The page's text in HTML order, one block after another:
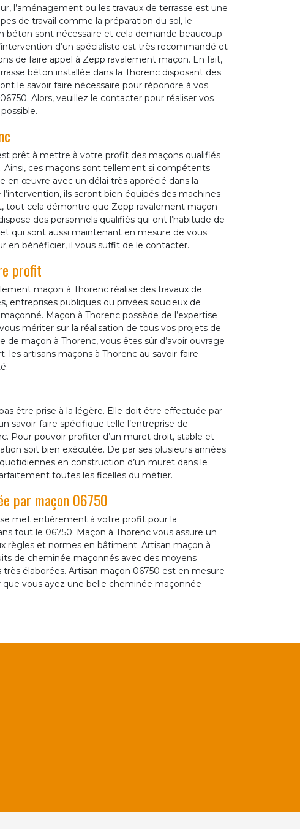
l’aménagement ou les travaux de terrasse est une
de travail comme la préparation du sol, le
béton sont nécessaire et cela demande beaucoup
d’un spécialiste est très recommandé et
de faire appel à Zepp ravalement maçon. En fait,
béton installée dans la Thorenc disposant des
le savoir faire nécessaire pour répondre à vos
Alors, veuillez le contacter pour réaliser vos
prêt à mettre à votre profit des maçons qualifiés
ces maçons sont tellement si compétents
en œuvre avec un délai très apprécié dans la
ils seront bien équipés des machines
tout cela démontre que Zepp ravalement maçon
des personnels qualifiés qui ont l’habitude de
qui sont aussi maintenant en mesure de vous
en bénéficier, il vous suffit de le contacter.
profit
maçon à Thorenc réalise des travaux de
entreprises publiques ou privées soucieux de
Maçon à Thorenc possède de l’expertise
mériter sur la réalisation de tous vos projets de
de maçon à Thorenc, vous êtes sûr d’avoir ouvrage
artisans maçons à Thorenc au savoir-faire
être prise à la légère. Elle doit être effectuée par
savoir-faire spécifique telle l’entreprise de
Pour pouvoir profiter d’un muret droit, stable et
soit bien exécutée. De par ses plusieurs années
en construction d’un muret dans le
toutes les ficelles du métier.
par maçon 06750
met entièrement à votre profit pour la
tout le 06750. Maçon à Thorenc vous assure un
règles et normes en bâtiment. Artisan maçon à
de cheminée maçonnés avec des moyens
élaborées. Artisan maçon 06750 est en mesure
vous ayez une belle cheminée maçonnée